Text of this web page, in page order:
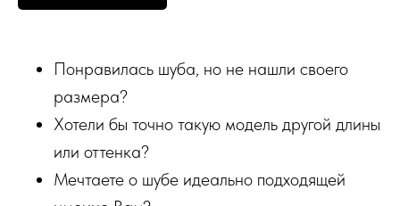
Понравилась шуба, но не нашли своего
размера?
Хотели бы точно такую модель другой длины
или оттенка?
Мечтаете о шубе идеально подходящей